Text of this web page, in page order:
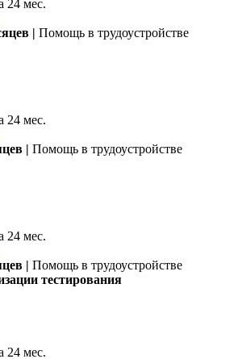
24 мес.
| Помощь в трудоустройстве
24 мес.
| Помощь в трудоустройстве
24 мес.
| Помощь в трудоустройстве
тестирования
24 мес.